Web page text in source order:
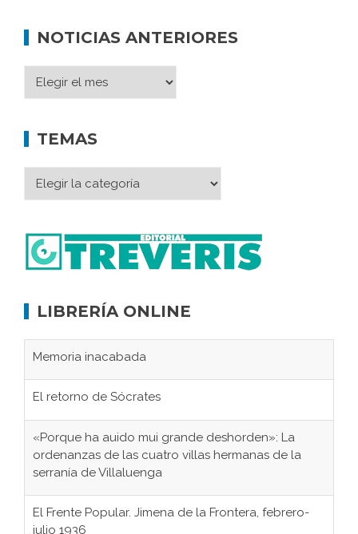
NOTICIAS ANTERIORES
TEMAS
LIBRERÍA ONLINE
Memoria inacabada
El retorno de Sócrates
«Porque ha auido mui grande deshorden»: La
ordenanzas de las cuatro villas hermanas de la
serranía de Villaluenga
El Frente Popular. Jimena de la Frontera, febrero-
julio 1936